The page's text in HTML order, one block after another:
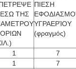
ΤΗΣ
ΠΙΕΣΗ
ΥΓΡΑΕΡΊΟΥ
(φραγμός)
1
7
1
7